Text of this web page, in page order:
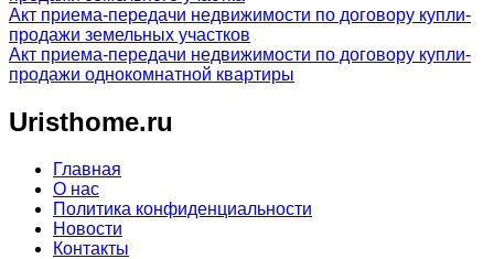
Акт приема-передачи недвижимости по договору купли-
продажи земельных участков
Акт приема-передачи недвижимости по договору купли-
продажи однокомнатной квартиры
Uristhome.ru
Главная
О нас
Политика конфиденциальности
Новости
Контакты